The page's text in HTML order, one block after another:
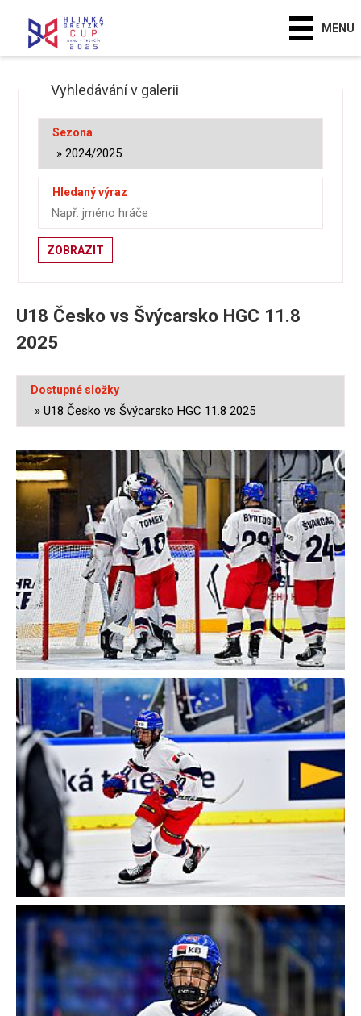
MENU
Vyhledávání v galerii
Sezona
Hledaný výraz
ZOBRAZIT
U18 Česko vs Švýcarsko HGC 11.8
2025
Dostupné složky